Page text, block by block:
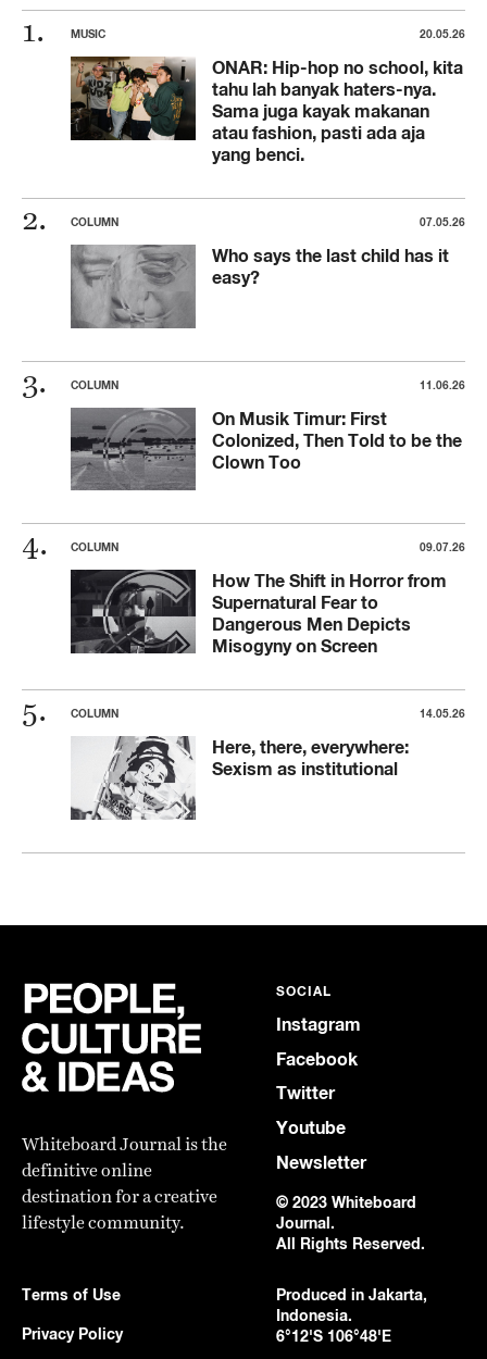
MUSIC 20.05.26
ONAR: Hip-hop no school, kita
tahu lah banyak haters-nya.
Sama juga kayak makanan
atau fashion, pasti ada aja
yang benci.
COLUMN 07.05.26
Who says the last child has it
easy?
COLUMN 11.06.26
On Musik Timur: First
Colonized, Then Told to be the
Clown Too
COLUMN 09.07.26
How The Shift in Horror from
Supernatural Fear to
Dangerous Men Depicts
Misogyny on Screen
COLUMN 14.05.26
Here, there, everywhere:
Sexism as institutional
Whiteboard Journal is the
definitive online
destination for a creative
lifestyle community.
SOCIAL
Instagram
Facebook
Twitter
Youtube
Newsletter
© 2023 Whiteboard
Journal.
All Rights Reserved.
Terms of Use
Privacy Policy
Produced in Jakarta,
Indonesia.
6°12'S 106°48'E